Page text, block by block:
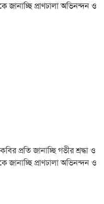
প্রাণঢালা অভিনন্দন ও
প্রতি জানাচ্ছি গভীর শ্রদ্ধা ও
প্রাণঢালা অভিনন্দন ও